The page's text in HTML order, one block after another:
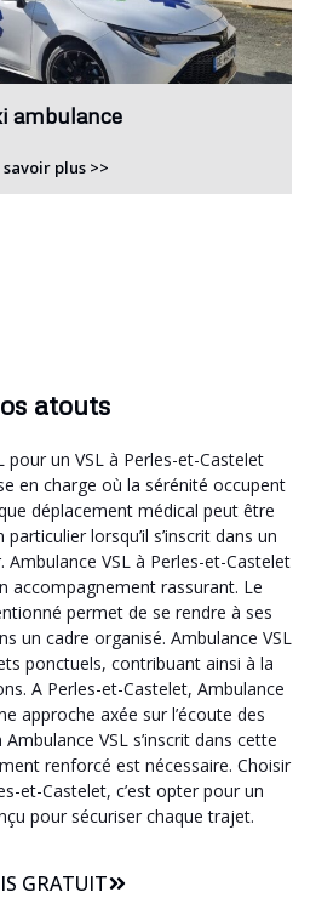
ambulance
savoir plus >>
atouts
pour un VSL à Perles-et-Castelet
en charge où la sérénité occupent
déplacement médical peut être
lorsqu’il s’inscrit dans un
VSL à Perles-et-Castelet
accompagnement rassurant. Le
permet de se rendre à ses
un cadre organisé. Ambulance VSL
ponctuels, contribuant ainsi à la
A Perles-et-Castelet, Ambulance
approche axée sur l’écoute des
VSL s’inscrit dans cette
renforcé est nécessaire. Choisir
et-Castelet, c’est opter pour un
pour sécuriser chaque trajet.
GRATUIT